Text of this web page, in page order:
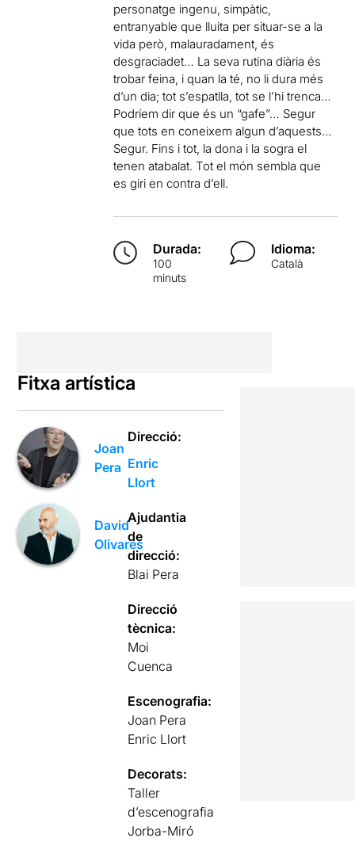
personatge ingenu, simpàtic,
entranyable que lluita per situar-se a la
vida però, malauradament, és
desgraciadet… La seva rutina diària és
trobar feina, i quan la té, no li dura més
d’un dia; tot s’espatlla, tot se l’hi trenca…
Podríem dir que és un “gafe”… Segur
que tots en coneixem algun d’aquests…
Segur. Fins i tot, la dona i la sogra el
tenen atabalat. Tot el món sembla que
es giri en contra d’ell.
Durada:
100
minuts
Idioma:
Català
Fitxa artística
Joan
Pera
David
Olivares
Direcció:
Enric
Llort
Ajudantia
de
direcció:
Blai Pera
Direcció
tècnica:
Moi
Cuenca
Escenografia:
Joan Pera
Enric Llort
Decorats:
Taller
d’escenografia
Jorba-Miró